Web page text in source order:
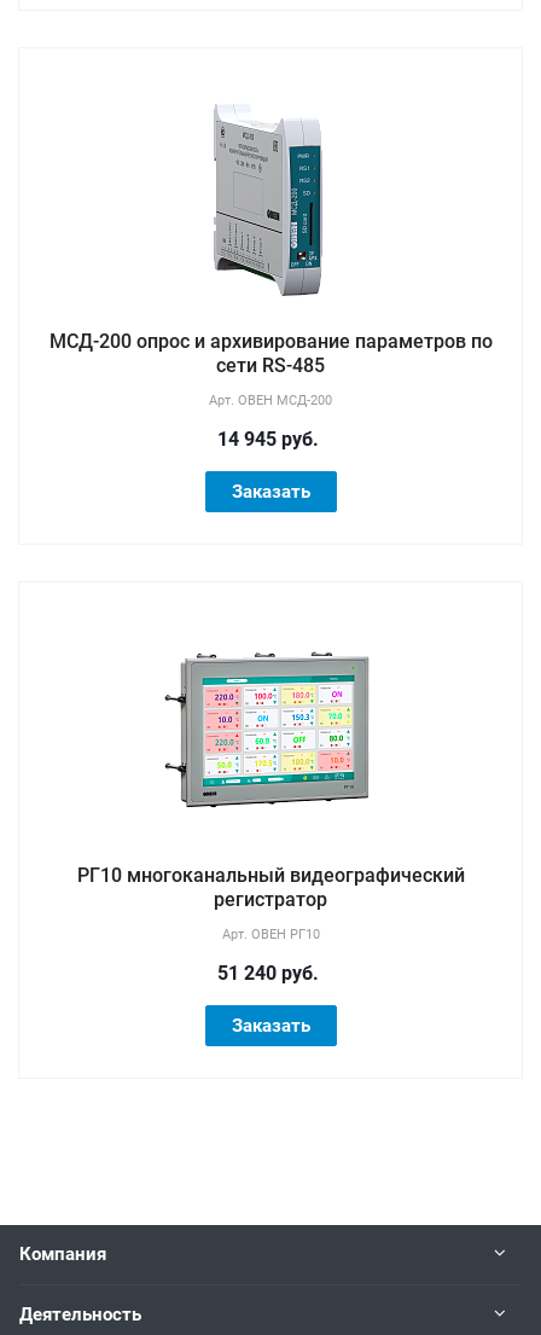
МСД-200 опрос и архивирование параметров по
сети RS-485
Арт. ОВЕН МСД-200
14 945 руб.
Заказать
РГ10 многоканальный видеографический
регистратор
Арт. ОВЕН РГ10
51 240 руб.
Заказать
Компания
Деятельность